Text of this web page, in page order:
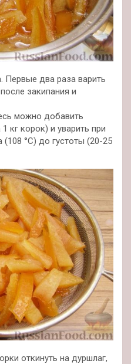
Первые два раза варить
закипания и
можно добавить
кг корок) и уварить при
(108 °С) до густоты (20-25
откинуть на дуршлаг,